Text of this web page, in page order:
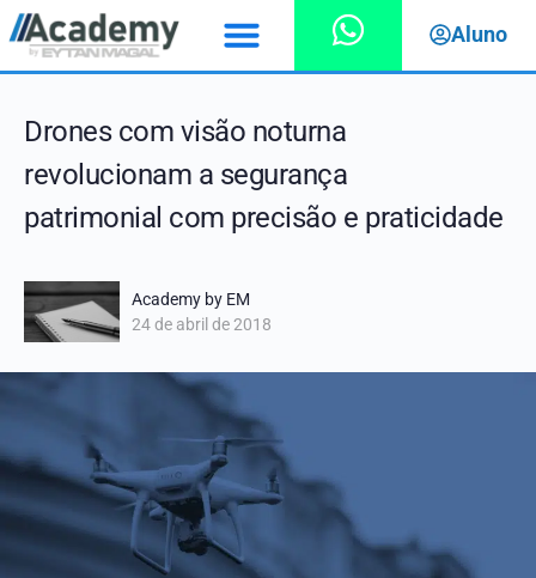
Aluno
Drones com visão noturna
revolucionam a segurança
patrimonial com precisão e praticidade
Academy by EM
24 de abril de 2018